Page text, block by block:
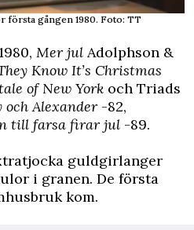
första gången 1980. Foto: TT
Mer jul Adolphson &
Know It’s Christmas
of New York och Triads
och Alexander -82,
till farsa firar jul -89.
guldgirlanger
i granen. De första
kom.